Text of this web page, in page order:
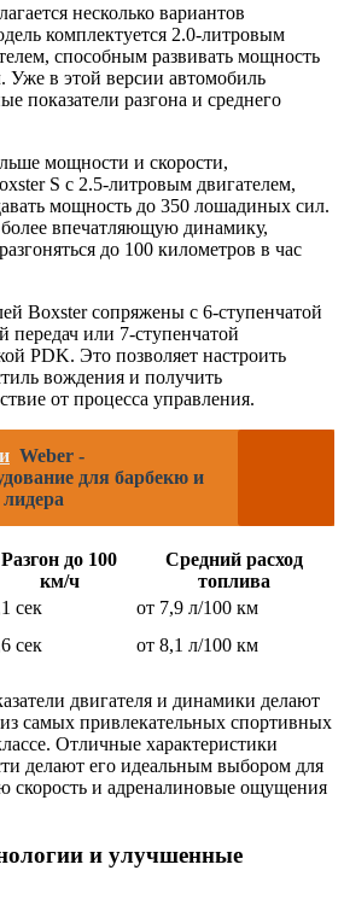
несколько вариантов
комплектуется 2.0-литровым
способным развивать мощность
в этой версии автомобиль
показатели разгона и среднего
мощности и скорости,
S с 2.5-литровым двигателем,
мощность до 350 лошадиных сил.
впечатляющую динамику,
до 100 километров в час
Boxster сопряжены с 6-ступенчатой
передач или 7-ступенчатой
PDK. Это позволяет настроить
вождения и получить
от процесса управления.
Weber -
для барбекю и
Разгон до 100
км/ч
Средний расход
топлива
сек
от 7,9 л/100 км
сек от 8,1 л/100 км
двигателя и динамики делают
самых привлекательных спортивных
Отличные характеристики
делают его идеальным выбором для
скорость и адреналиновые ощущения
и улучшенные